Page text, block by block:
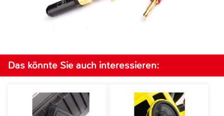
Das könnte Sie auch interessieren: